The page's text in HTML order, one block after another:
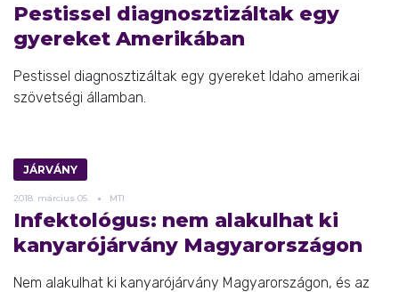
Pestissel diagnosztizáltak egy
gyereket Amerikában
Pestissel diagnosztizáltak egy gyereket Idaho amerikai
szövetségi államban.
JÁRVÁNY
2018. március 05. MTI
Infektológus: nem alakulhat ki
kanyarójárvány Magyarországon
Nem alakulhat ki kanyarójárvány Magyarországon, és az